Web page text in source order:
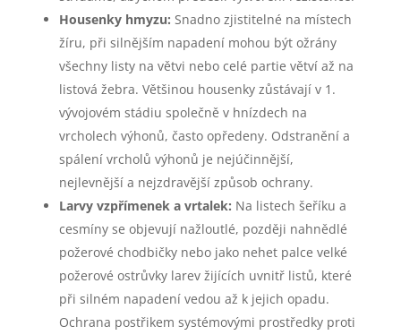
Housenky hmyzu: Snadno zjistitelné na místech
žíru, při silnějším napadení mohou být ožrány
všechny listy na větvi nebo celé partie větví až na
listová žebra. Většinou housenky zůstávají v 1.
vývojovém stádiu společně v hnízdech na
vrcholech výhonů, často opředeny. Odstranění a
spálení vrcholů výhonů je nejúčinnější,
nejlevnější a nejzdravější způsob ochrany.
Larvy vzpřímenek a vrtalek: Na listech šeříku a
cesmíny se objevují nažloutlé, později nahnědlé
požerové chodbičky nebo jako nehet palce velké
požerové ostrůvky larev žijících uvnitř listů, které
při silném napadení vedou až k jejich opadu.
Ochrana postřikem systémovými prostředky proti